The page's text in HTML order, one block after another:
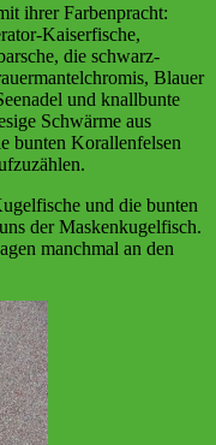
ihrer Farbenpracht:
Kaiserfische,
die schwarz-
Blauer
und knallbunte
Schwärme aus
bunten Korallenfelsen
und die bunten
der Maskenkugelfisch.
manchmal an den